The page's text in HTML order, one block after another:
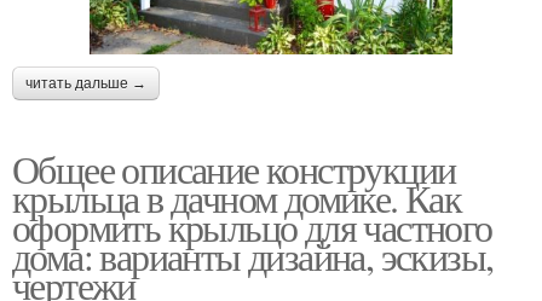
читать дальше →
Общее описание конструкции
крыльца в дачном домике. Как
оформить крыльцо для частного
дома: варианты дизайна, эскизы,
чертежи